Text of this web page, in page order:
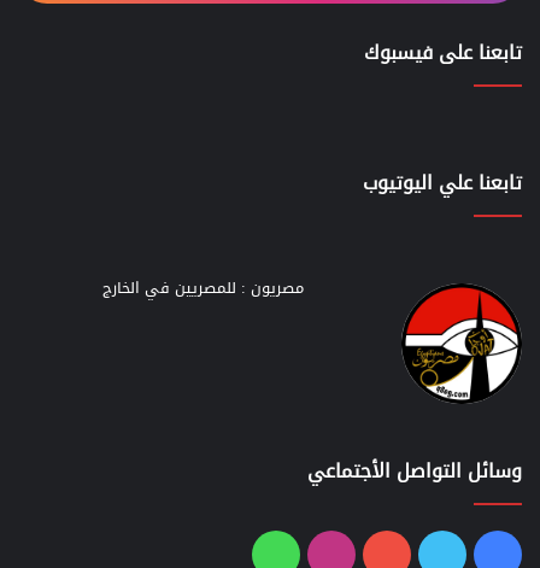
تابعنا على فيسبوك
تابعنا علي اليوتيوب
مصريون : للمصريين في الخارج
وسائل التواصل الأجتماعي
فيسبوك
تويتر يوتيوبانستقرامواتساب